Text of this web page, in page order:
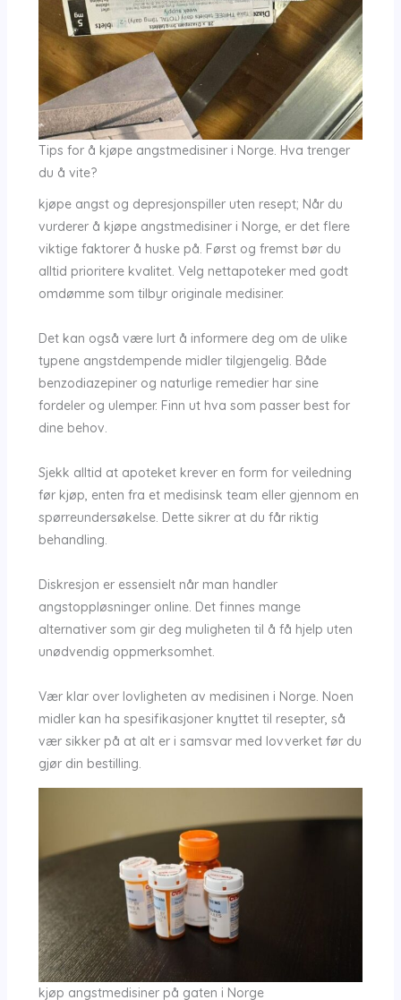
Tips for å kjøpe angstmedisiner i Norge. Hva trenger
du å vite?
kjøpe angst og depresjonspiller uten resept; Når du
vurderer å kjøpe angstmedisiner i Norge, er det flere
viktige faktorer å huske på. Først og fremst bør du
alltid prioritere kvalitet. Velg nettapoteker med godt
omdømme som tilbyr originale medisiner.
Det kan også være lurt å informere deg om de ulike
typene angstdempende midler tilgjengelig. Både
benzodiazepiner og naturlige remedier har sine
fordeler og ulemper. Finn ut hva som passer best for
dine behov.
Sjekk alltid at apoteket krever en form for veiledning
før kjøp, enten fra et medisinsk team eller gjennom en
spørreundersøkelse. Dette sikrer at du får riktig
behandling.
Diskresjon er essensielt når man handler
angstoppløsninger online. Det finnes mange
alternativer som gir deg muligheten til å få hjelp uten
unødvendig oppmerksomhet.
Vær klar over lovligheten av medisinen i Norge. Noen
midler kan ha spesifikasjoner knyttet til resepter, så
vær sikker på at alt er i samsvar med lovverket før du
gjør din bestilling.
kjøp angstmedisiner på gaten i Norge